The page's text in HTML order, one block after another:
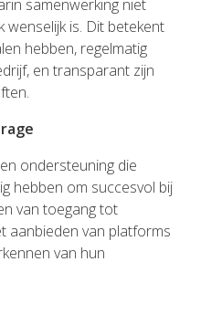
samenwerking niet
wenselijk is. Dit betekent
hebben, regelmatig
en transparant zijn
ondersteuning die
hebben om succesvol bij
van toegang tot
aanbieden van platforms
van hun